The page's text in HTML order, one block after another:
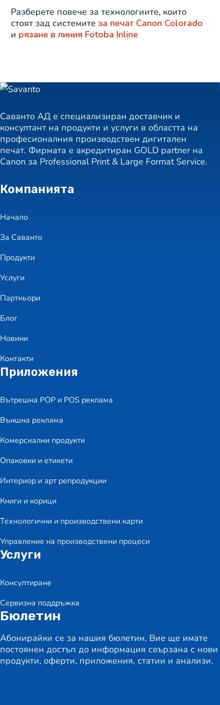
Разберете повече за технологиите, които
стоят зад системите за печат Canon Colorado
и рязане в линия Fotoba Inline
Саванто АД е специализиран доставчик и
консултант на продукти и услуги в областта на
професионалния производствен дигитален
печат. Фирмата е акредитиран GOLD partner на
Canon за Professional Print & Large Format Service.
Компанията
Начало
За Саванто
Продукти
Услуги
Партньори
Блог
Новини
Контакти
Приложения
Вътрешна POP и POS реклама
Външна реклама
Комерсиални продукти
Опаковки и етикети
Интериор и арт репродукции
Книги и корици
Технологични и производствени карти
Управление на производствени процеси
Услуги
Консултиране
Сервизна поддръжка
Бюлетин
Абонирайки се за нашия бюлетин, Вие ще имате
постоянен достъп до информация свързана с нови
продукти, оферти, приложения, статии и анализи.